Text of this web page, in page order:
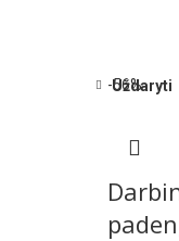
-56%
Uždaryti